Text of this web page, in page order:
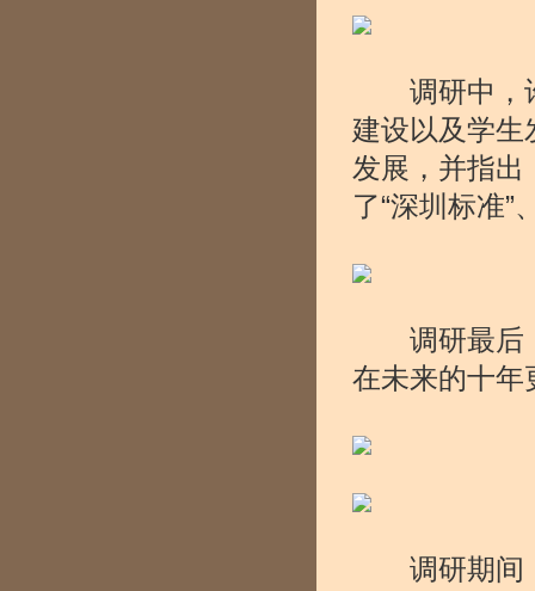
调研中，许
建设以及学生
发展，并指出
了“深圳标准”
调研最后，
在未来的十年
调研期间，